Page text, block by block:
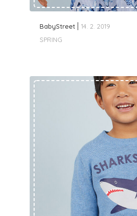
BabyStreet 14. 2. 2019
SPRING